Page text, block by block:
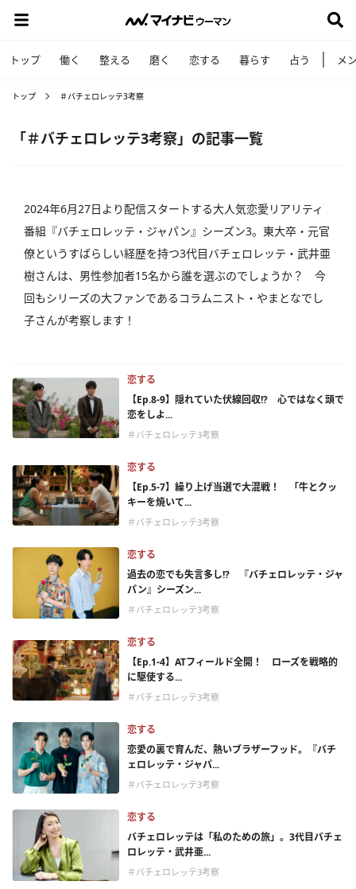
トップ 働く 整える 磨く 恋する 暮らす 占う メ
トップ ＃バチェロレッテ3考察
「＃バチェロレッテ3考察」の記事一覧
2024年6月27日より配信スタートする大人気恋愛リアリティ
番組『バチェロレッテ・ジャパン』シーズン3。東大卒・元官
僚というすばらしい経歴を持つ3代目バチェロレッテ・武井亜
樹さんは、男性参加者15名から誰を選ぶのでしょうか？ 今
回もシリーズの大ファンであるコラムニスト・やまとなでし
子さんが考察します！
恋する
【Ep.8-9】隠れていた伏線回収!? 心ではなく頭で
恋をしよ...
＃バチェロレッテ3考察
恋する
【Ep.5-7】繰り上げ当選で大混戦！ 「牛とクッ
キーを焼いて...
＃バチェロレッテ3考察
恋する
過去の恋でも失言多し!? 『バチェロレッテ・ジャ
パン』シーズン...
＃バチェロレッテ3考察
恋する
【Ep.1-4】ATフィールド全開！ ローズを戦略的
に駆使する...
＃バチェロレッテ3考察
恋する
恋愛の裏で育んだ、熱いブラザーフッド。『バチ
ェロレッテ・ジャパ...
＃バチェロレッテ3考察
恋する
バチェロレッテは「私のための旅」。3代目バチェ
ロレッテ・武井亜...
＃バチェロレッテ3考察